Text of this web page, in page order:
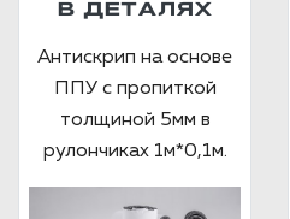
В ДЕТАЛЯХ
Антискрип на основе
ППУ с пропиткой
толщиной 5мм в
рулончиках 1м*0,1м.